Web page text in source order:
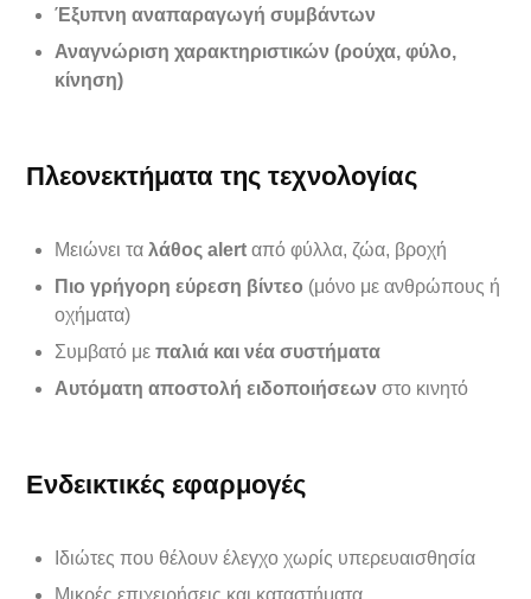
Έξυπνη αναπαραγωγή συμβάντων
Αναγνώριση χαρακτηριστικών (ρούχα, φύλο,
κίνηση)
Πλεονεκτήματα της τεχνολογίας
Μειώνει τα λάθος alert από φύλλα, ζώα, βροχή
Πιο γρήγορη εύρεση βίντεο (μόνο με ανθρώπους ή
οχήματα)
Συμβατό με παλιά και νέα συστήματα
Αυτόματη αποστολή ειδοποιήσεων στο κινητό
Ενδεικτικές εφαρμογές
Ιδιώτες που θέλουν έλεγχο χωρίς υπερευαισθησία
Μικρές επιχειρήσεις και καταστήματα